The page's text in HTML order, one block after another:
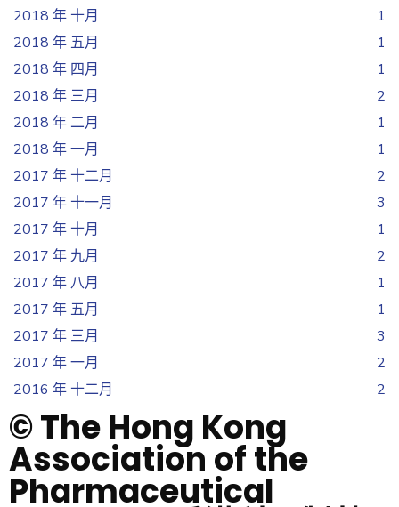
2018 年 十月
1
2018 年 五月
1
2018 年 四月
1
2018 年 三月
2
2018 年 二月
1
2018 年 一月
1
2017 年 十二月
2
2017 年 十一月
3
2017 年 十月
1
2017 年 九月
2
2017 年 八月
1
2017 年 五月
1
2017 年 三月
3
2017 年 一月
2
2016 年 十二月
2
© The Hong Kong
Association of the
Pharmaceutical